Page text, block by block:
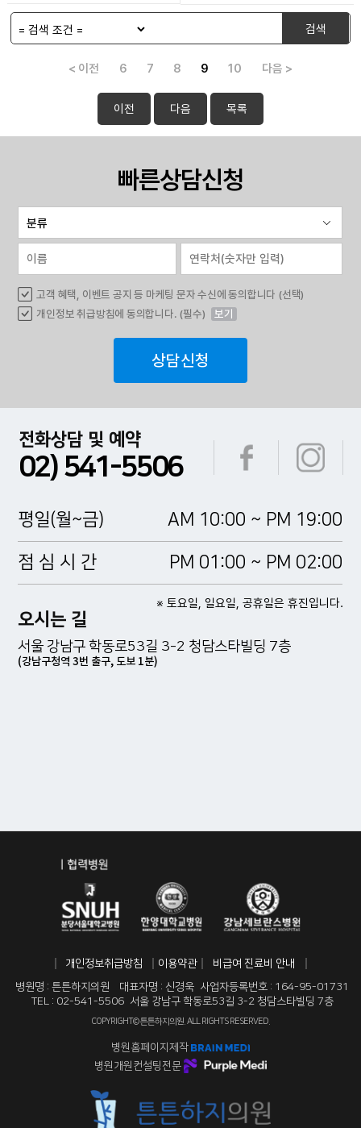
검색
< 이전 6 7 8 9 10 다음 >
이전 다음 목록
빠른상담신청
고객 혜택, 이벤트 공지 등 마케팅 문자 수신에 동의합니다 (선택)
개인정보 취급방침에 동의합니다. (필수)
보기
상담신청
전화상담 및 예약
02) 541-5506
평일(월~금) AM 10:00 ~ PM 19:00
점 심 시 간 PM 01:00 ~ PM 02:00
※ 토요일, 일요일, 공휴일은 휴진입니다.
오시는 길
서울 강남구 학동로53길 3-2 청담스타빌딩 7층
(강남구청역 3번 출구, 도보 1분)
개인정보취급방침 이용약관 비급여 진료비 안내
병원명 : 튼튼하지의원 대표자명 : 신경욱 사업자등록번호 : 164-95-01731
TEL : 02-541-5506
서울 강남구 학동로53길 3-2 청담스타빌딩 7층
COPYRIGHT© 튼튼하지의원. ALL RIGHTS RESERVED.
병원홈페이지제작
병원개원컨설팅전문